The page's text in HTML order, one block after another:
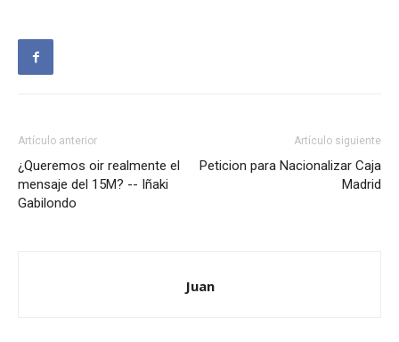
Artículo anterior
¿Queremos oir realmente el
mensaje del 15M? -- Iñaki
Gabilondo
Artículo siguiente
Peticion para Nacionalizar Caja
Madrid
Juan